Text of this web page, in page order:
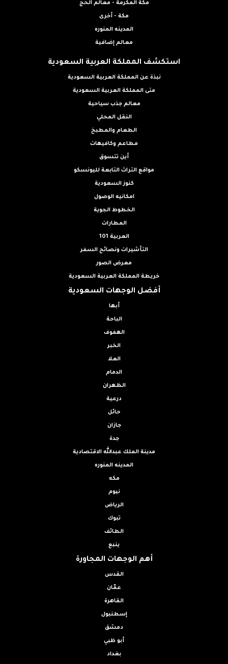
مكة المكرمة - معالم الحج
مكة - أخرى
المدينه المنوره
معالم إضافية
استكشف المملكة العربية السعودية
نبذة عن المملكة العربية السعودية
متى المملكة العربية السعودية
معالم جذب سياحية
النقل المحلي
الطعام والمطبخ
مطاعم وكافيهات
أين تتسوق
مواقع التراث التابعة لليونسكو
كنوز السعودية
امكانيه الوصول
الخطوط الجوية
المطارات
العربية 101
التأشيرات ونصائح السفر
معرض الصور
خريطة المملكة العربية السعودية
أفضل الوجهات السعودية
أبها
الباحة
الهفوف
الخبر
العلا
الدمام
الظهران
درعية
حائل
جازان
جدة
مدينة الملك عبدالله الاقتصادية
المدينه المنوره
مكه
نيوم
الرياض
تبوك
الطائف
ينبع
أهم الوجهات المجاورة
القدس
عمّان
القاهرة
إسطنبول
دمشق
أبو ظبي
بغداد